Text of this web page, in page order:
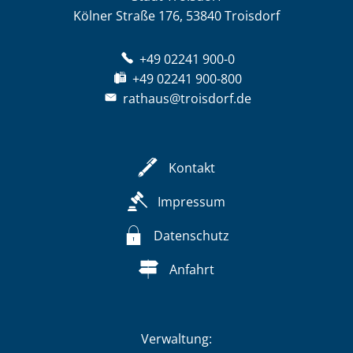
Kölner Straße 176, 53840 Troisdorf
+49 02241 900-0
+49 02241 900-800
rathaus@troisdorf.de
Kontakt
Impressum
Datenschutz
Anfahrt
Verwaltung: